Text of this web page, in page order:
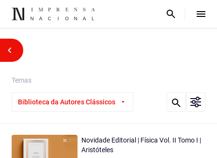
Temas
Biblioteca da Autores Clássicos
Novidade Editorial | Física Vol. II Tomo I |
Aristóteles